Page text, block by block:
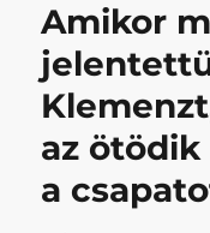
a
Kispestet?
(3.
kör)
című
Amikor
az
a